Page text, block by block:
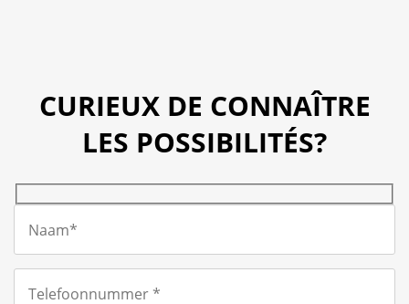
CURIEUX DE CONNAÎTRE
LES POSSIBILITÉS?